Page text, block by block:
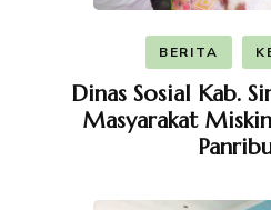
BERITA
Dinas Sosial Kab.
Masyarakat